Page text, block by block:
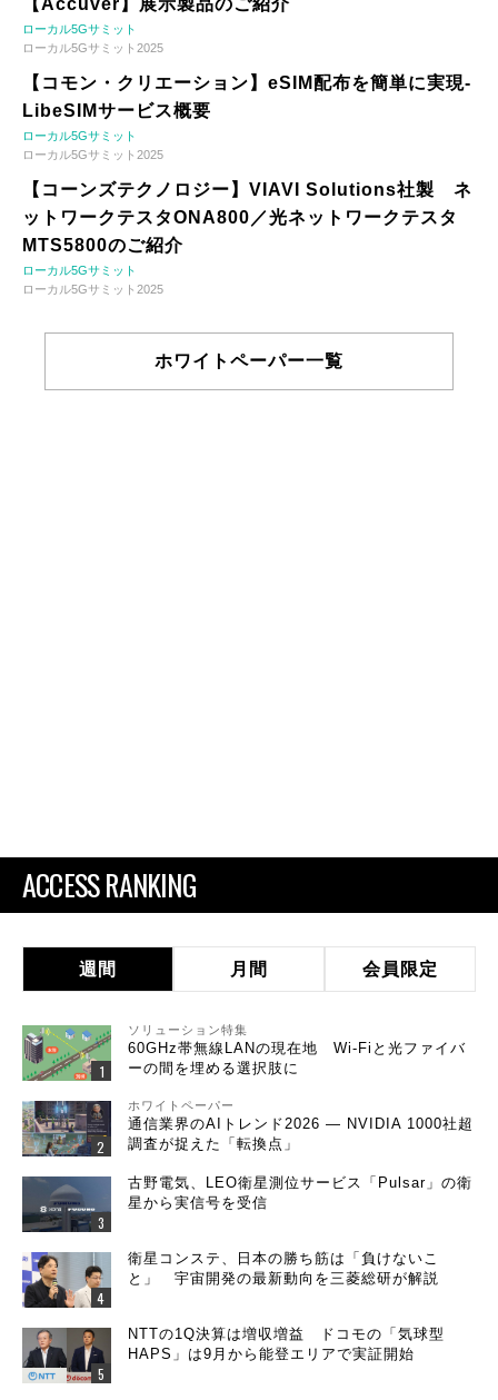
【Accuver】展示製品のご紹介
ローカル5Gサミット
ローカル5Gサミット2025
【コモン・クリエーション】eSIM配布を簡単に実現-
LibeSIMサービス概要
ローカル5Gサミット
ローカル5Gサミット2025
【コーンズテクノロジー】VIAVI Solutions社製 ネ
ットワークテスタONA800／光ネットワークテスタ
MTS5800のご紹介
ローカル5Gサミット
ローカル5Gサミット2025
ホワイトペーパー一覧
ACCESS RANKING
週間 月間 会員限定
ソリューション特集
60GHz帯無線LANの現在地 Wi-Fiと光ファイバ
ーの間を埋める選択肢に
ホワイトペーパー
通信業界のAIトレンド2026 ― NVIDIA 1000社超
調査が捉えた「転換点」
古野電気、LEO衛星測位サービス「Pulsar」の衛
星から実信号を受信
衛星コンステ、日本の勝ち筋は「負けないこ
と」 宇宙開発の最新動向を三菱総研が解説
NTTの1Q決算は増収増益 ドコモの「気球型
HAPS」は9月から能登エリアで実証開始